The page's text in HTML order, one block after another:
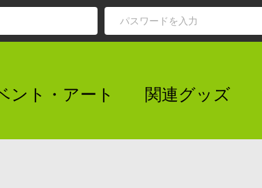
ント・アート 関連グッズ